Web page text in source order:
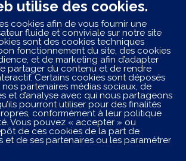
utilise des cookies.
cookies afin de vous fournir une
fluide et conviviale sur notre site
sont des cookies techniques
fonctionnement du site, des cookies
et de marketing afin d’adapter
partager du contenu et de rendre
Certains cookies sont déposés
partenaires médias sociaux, de
et d’analyse avec qui nous partageons
pourront utiliser pour des finalités
conformément à leur politique
Vous pouvez « accepter » ou
de ces cookies de la part de
et de ses partenaires ou les paramétrer
SUR-LOIRE |
du Nohain
Forgerons
Cosne-Cours-sur-Loire
aujourd'hui
APPELER
VOIR PLUS
JUSSIEU secoursdans les